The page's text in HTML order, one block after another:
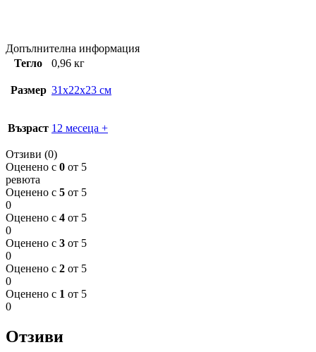
Допълнителна информация
Тегло
0,96 кг
Размер 31x22x23 см
Възраст 12 месеца +
Отзиви (0)
Оценено с 0 от 5
ревюта
Оценено с 5 от 5
0
Оценено с 4 от 5
0
Оценено с 3 от 5
0
Оценено с 2 от 5
0
Оценено с 1 от 5
0
Отзиви